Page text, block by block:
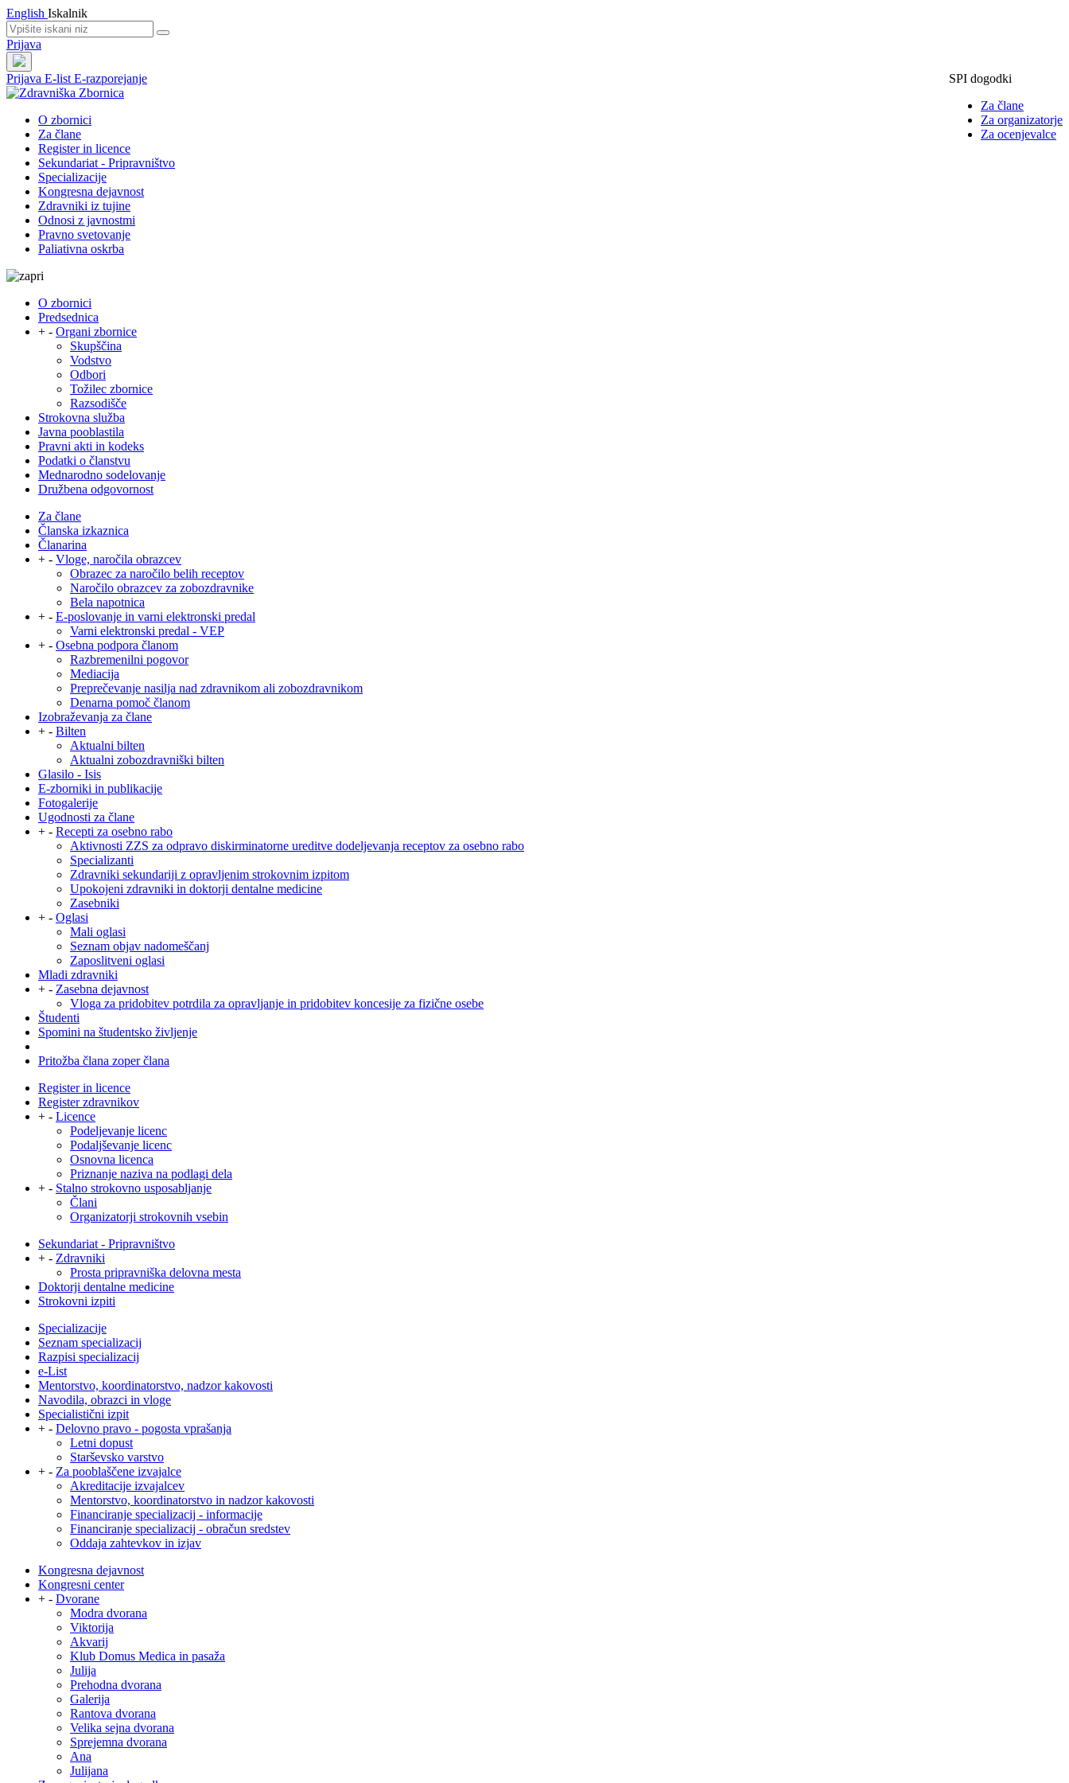
English Iskalnik
Prijava
Prijava
SPI dogodki
Za člane
Za organizatorje
Za ocenjevalce
E-list E-razporejanje
O zbornici
Za člane
Register in licence
Sekundariat - Pripravništvo
Specializacije
Kongresna dejavnost
Zdravniki iz tujine
Odnosi z javnostmi
Pravno svetovanje
Paliativna oskrba
O zbornici
Predsednica
+ - Organi zbornice
Skupščina
Vodstvo
Odbori
Tožilec zbornice
Razsodišče
Strokovna služba
Javna pooblastila
Pravni akti in kodeks
Podatki o članstvu
Mednarodno sodelovanje
Družbena odgovornost
Za člane
Članska izkaznica
Članarina
+ - Vloge, naročila obrazcev
Obrazec za naročilo belih receptov
Naročilo obrazcev za zobozdravnike
Bela napotnica
+ - E-poslovanje in varni elektronski predal
Varni elektronski predal - VEP
+ - Osebna podpora članom
Razbremenilni pogovor
Mediacija
Preprečevanje nasilja nad zdravnikom ali zobozdravnikom
Denarna pomoč članom
Izobraževanja za člane
+ - Bilten
Aktualni bilten
Aktualni zobozdravniški bilten
Glasilo - Isis
E-zborniki in publikacije
Fotogalerije
Ugodnosti za člane
+ - Recepti za osebno rabo
Aktivnosti ZZS za odpravo diskirminatorne ureditve dodeljevanja receptov za osebno rabo
Specializanti
Zdravniki sekundariji z opravljenim strokovnim izpitom
Upokojeni zdravniki in doktorji dentalne medicine
Zasebniki
+ - Oglasi
Mali oglasi
Seznam objav nadomeščanj
Zaposlitveni oglasi
Mladi zdravniki
+ - Zasebna dejavnost
Vloga za pridobitev potrdila za opravljanje in pridobitev koncesije za fizične osebe
Študenti
Spomini na študentsko življenje
Pritožba člana zoper člana
Register in licence
Register zdravnikov
+ - Licence
Podeljevanje licenc
Podaljševanje licenc
Osnovna licenca
Priznanje naziva na podlagi dela
+ - Stalno strokovno usposabljanje
Člani
Organizatorji strokovnih vsebin
Sekundariat - Pripravništvo
+ - Zdravniki
Prosta pripravniška delovna mesta
Doktorji dentalne medicine
Strokovni izpiti
Specializacije
Seznam specializacij
Razpisi specializacij
e-List
Mentorstvo, koordinatorstvo, nadzor kakovosti
Navodila, obrazci in vloge
Specialistični izpit
+ - Delovno pravo - pogosta vprašanja
Letni dopust
Starševsko varstvo
+ - Za pooblaščene izvajalce
Akreditacije izvajalcev
Mentorstvo, koordinatorstvo in nadzor kakovosti
Financiranje specializacij - informacije
Financiranje specializacij - obračun sredstev
Oddaja zahtevkov in izjav
Kongresna dejavnost
Kongresni center
+ - Dvorane
Modra dvorana
Viktorija
Akvarij
Klub Domus Medica in pasaža
Julija
Prehodna dvorana
Galerija
Rantova dvorana
Velika sejna dvorana
Sprejemna dvorana
Ana
Julijana